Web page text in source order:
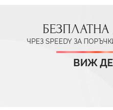
ЧРЕЗ SPEEDY ЗА
ВИЖ